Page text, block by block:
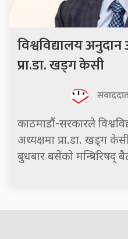
विश्वविद्यालय
प्रा.डा. खड्ग केसी
काठमाडौं-सरकारले
अध्यक्षमा प्रा.डा. खड्ग
बुधबार बसेको मन्त्रिपरिषद्